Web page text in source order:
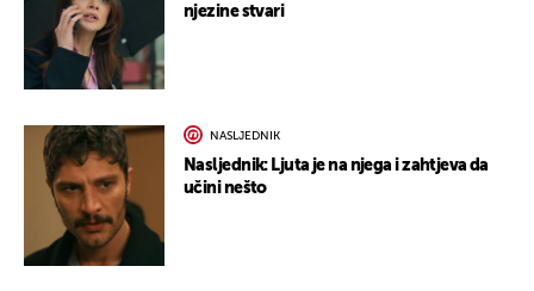
njezine stvari
NASLJEDNIK
Nasljednik: Ljuta je na njega i zahtjeva da
učini nešto